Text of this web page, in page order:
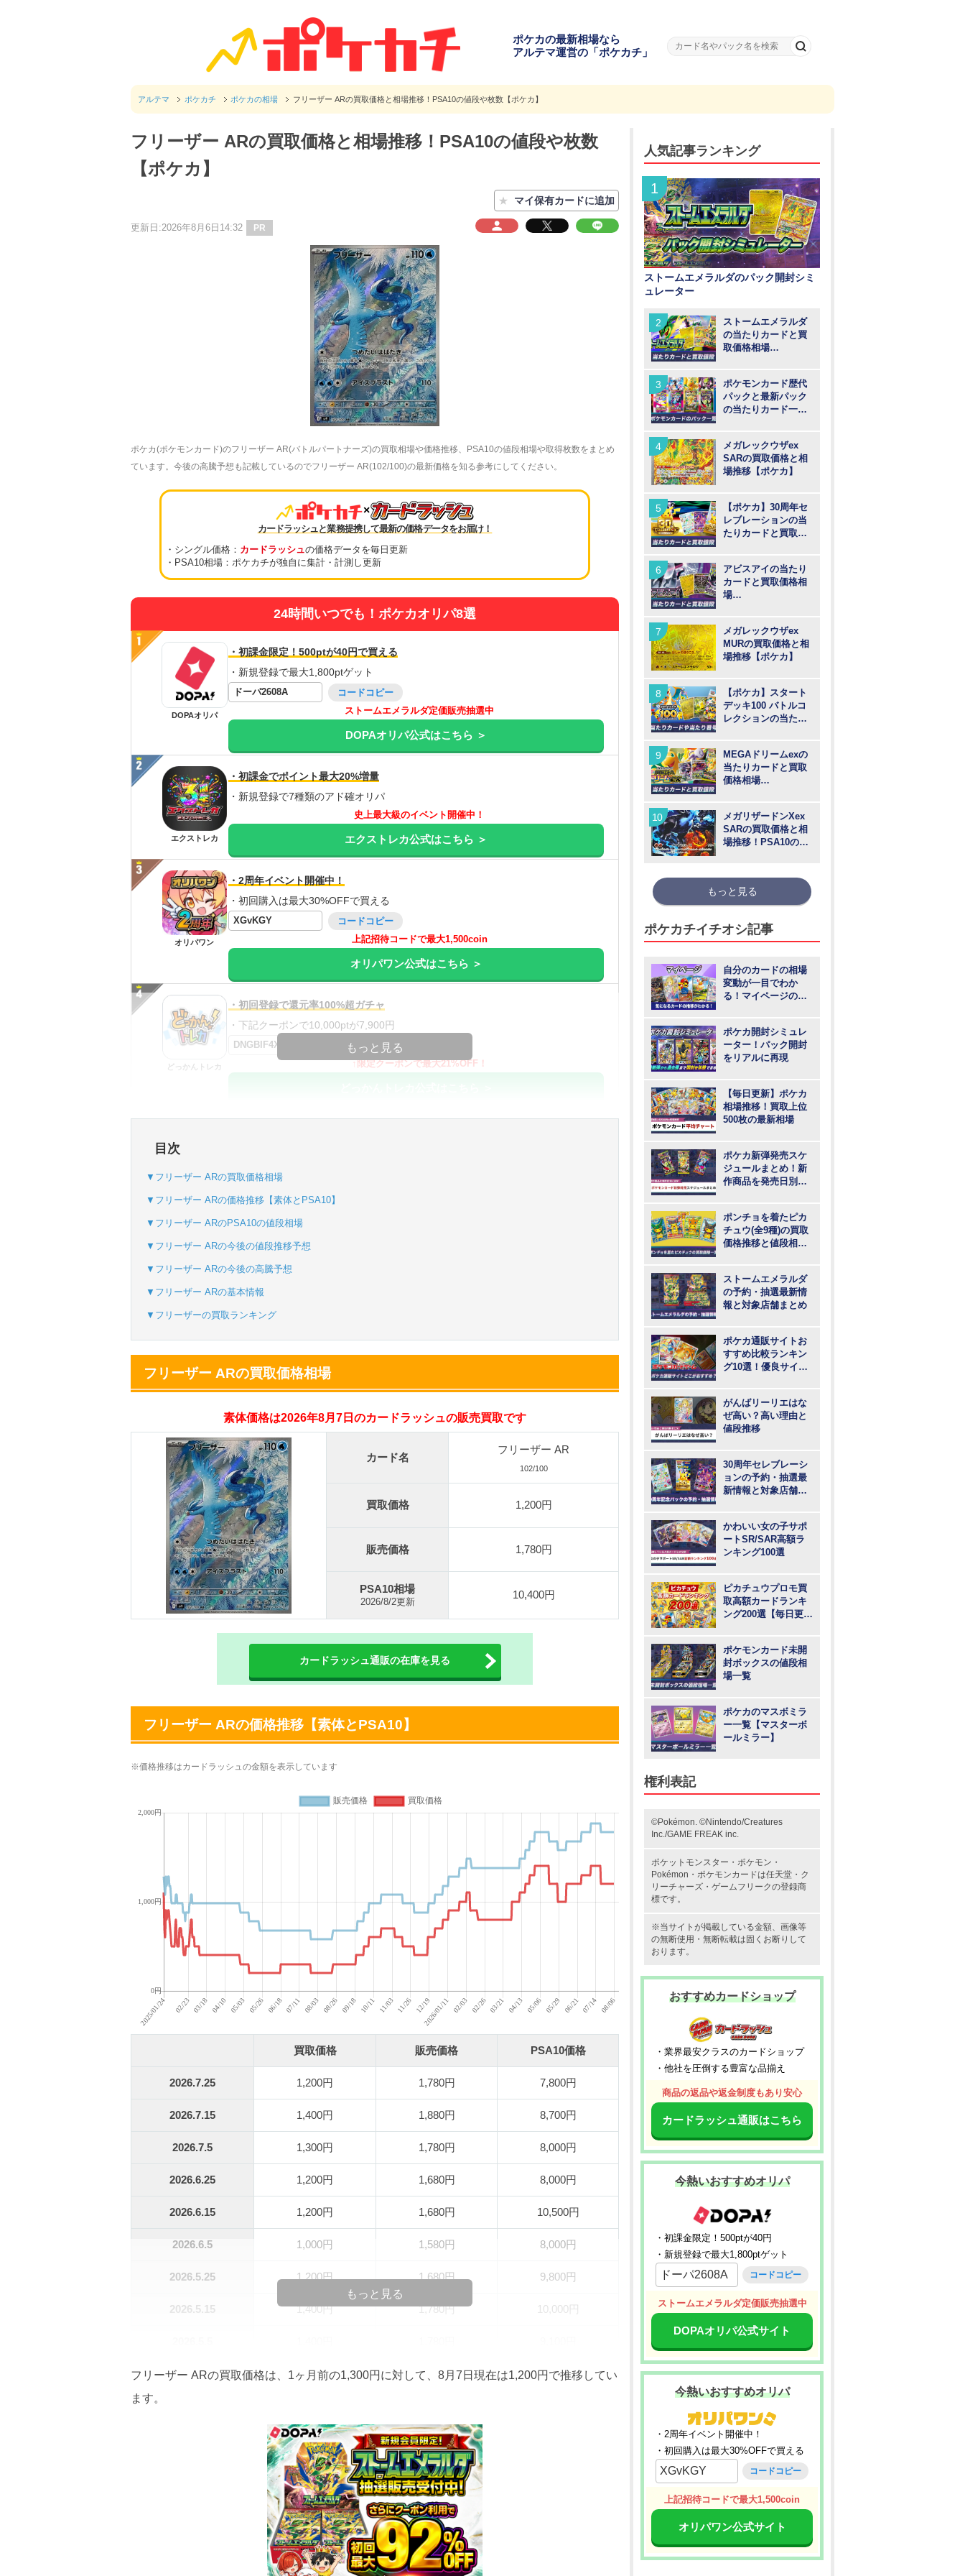
ポケカの最新相場なら
アルテマ運営の「ポケカチ」
アルテマ ポケカチ ポケカの相場 フリーザー ARの買取価格と相場推移！PSA10の値段や枚数【ポケカ】
フリーザー ARの買取価格と相場推移！PSA10の値段や枚数
【ポケカ】
★ マイ保有カードに追加
更新日:2026年8月6日14:32 PR
ポケカ(ポケモンカード)のフリーザー AR(バトルパートナーズ)の買取相場や価格推移、PSA10の値段相場や取得枚数をまとめ
ています。今後の高騰予想も記載しているのでフリーザー AR(102/100)の最新価格を知る参考にしてください。
×
カードラッシュと業務提携して最新の価格データをお届け！
・シングル価格： カードラッシュの価格データを毎日更新
・PSA10相場：ポケカチが独自に集計・計測し更新
24時間いつでも！ポケカオリパ8選
DOPAオリパ
・初課金限定！500ptが40円で買える
・新規登録で最大1,800ptゲット
ドーパ2608A
コードコピー
ストームエメラルダ定価販売抽選中
DOPAオリパ公式はこちら ＞
エクストレカ
・初課金でポイント最大20%増量
・新規登録で7種類のアド確オリパ
史上最大級のイベント開催中！
エクストレカ公式はこちら ＞
オリパワン
・2周年イベント開催中！
・初回購入は最大30%OFFで買える
XGvKGY
コードコピー
上記招待コードで最大1,500coin
オリパワン公式はこちら ＞
どっかんトレカ
・初回登録で還元率100%超ガチャ
・下記クーポンで10,000ptが7,900円
DNGBIF4X
コードコピー
↑限定クーポンで最大21%OFF！
オリパスタジアム
・新規登録で6種類アド確解禁
・1,000円で1,500coin買える
・初回購入は500coinが50円
・新規限定！8種類の激熱オリパ
オリくじ公式はこちら ＞
TORAオリパ
・リリース1周年イベント開催中！
・新規登録で最大90%OFF
初回登録で4種類アド確解放
TORAオリパ公式はこちら ＞
もっと見る
目次
▼フリーザー ARの買取価格相場
▼フリーザー ARの価格推移【素体とPSA10】
▼フリーザー ARのPSA10の値段相場
▼フリーザー ARの今後の値段推移予想
▼フリーザー ARの今後の高騰予想
▼フリーザー ARの基本情報
▼フリーザーの買取ランキング
フリーザー ARの買取価格相場
素体価格は2026年8月7日のカードラッシュの販売買取です
カード名
フリーザー AR
102/100
買取価格 1,200円
販売価格 1,780円
PSA10相場
2026/8/2更新
10,400円
カードラッシュ通販の在庫を見る
フリーザー ARの価格推移【素体とPSA10】
※価格推移はカードラッシュの金額を表示しています
買取価格 販売価格 PSA10価格
2026.7.25 1,200円 1,780円 7,800円
2026.7.15 1,400円 1,880円 8,700円
2026.7.5 1,300円 1,780円 8,000円
2026.6.25 1,200円 1,680円 8,000円
2026.6.15 1,200円 1,680円 10,500円
2026.6.5 1,000円 1,580円 8,000円
2026.5.25 1,200円 1,680円 9,800円
2026.5.15 1,400円 1,780円 10,000円
2026.4.25 1,300円 1,680円 8,800円
1,000円 1,380円
800円 1,380円
800円 1,380円
800円 1,380円
800円 1,380円
もっと見る
フリーザー ARの買取価格は、1ヶ月前の1,300円に対して、8月7日現在は1,200円で推移してい
ます。
人気記事ランキング
ストームエメラルダのパック開封シミ
ュレーター
ストームエメラルダ
の当たりカードと買
取価格相場
ポケモンカード歴代
パックと最新パック
の当たりカード一覧
メガレックウザex
SARの買取価格と相
場推移【ポケカ】
【ポケカ】30周年セ
レブレーションの当
たりカードと買取価
アビスアイの当たり
カードと買取価格相
場
メガレックウザex
MURの買取価格と相
場推移【ポケカ】
【ポケカ】スタート
デッキ100 バトルコ
レクションの当たり
MEGAドリームexの
当たりカードと買取
価格相場
メガリザードンXex
SARの買取価格と相
場推移！PSA10の値
もっと見る
ポケカチイチオシ記事
自分のカードの相場
変動が一目でわか
る！マイページの登
ポケカ開封シミュレ
ーター！パック開封
をリアルに再現
【毎日更新】ポケカ
相場推移！買取上位
500枚の最新相場
ポケカ新弾発売スケ
ジュールまとめ！新
作商品を発売日別に
ポンチョを着たピカ
チュウ(全9種)の買取
価格推移と値段相
ストームエメラルダ
の予約・抽選最新情
報と対象店舗まとめ
ポケカ通販サイトお
すすめ比較ランキン
グ10選！優良サイト
がんばリーリエはな
ぜ高い？高い理由と
値段推移
30周年セレブレーシ
ョンの予約・抽選最
新情報と対象店舗ま
かわいい女の子サポ
ートSR/SAR高額ラ
ンキング100選
ピカチュウプロモ買
取高額カードランキ
ング200選【毎日更
ポケモンカード未開
封ボックスの値段相
場一覧
ポケカのマスボミラ
ー一覧【マスターボ
ールミラー】
権利表記
©Pokémon. ©Nintendo/Creatures
Inc./GAME FREAK inc.
ポケットモンスター ・ポケモン・
Pokémon・ ポケモンカードは任天堂・ ク
リーチャーズ ・ ゲームフリークの登録商
標です。
※当サイトが掲載している金額、画像等
の無断使用・無断転載は固くお断りして
おります。
おすすめカードショップ
・業界最安クラスのカードショップ
・他社を圧倒する豊富な品揃え
商品の返品や返金制度もあり安心
カードラッシュ通販はこちら
今熱いおすすめオリパ
・初課金限定！500ptが40円
・新規登録で最大1,800ptゲット
ドーパ2608A コードコピー
ストームエメラルダ定価販売抽選中
DOPAオリパ公式サイト
今熱いおすすめオリパ
・2周年イベント開催中！
・初回購入は最大30%OFFで買える
XGvKGY コードコピー
上記招待コードで最大1,500coin
オリパワン公式サイト